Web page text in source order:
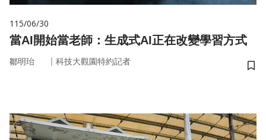
115/06/30
當AI開始當老師：生成式AI正在改變學習方式
鄒明珆 ｜ 科技大觀園特約記者
儲